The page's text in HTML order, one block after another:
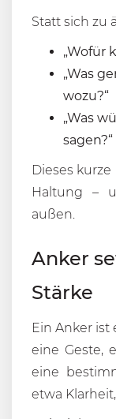
Statt sich zu
„Wofür
„Was
wozu?“
„Was
sagen?“
Dieses
Haltung –
außen.
Anker
Stärke
Ein Anker ist
eine Geste,
eine
etwa